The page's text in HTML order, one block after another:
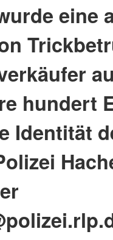
eine
hundert
Identität